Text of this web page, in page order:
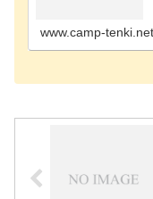
www.camp-tenki.net